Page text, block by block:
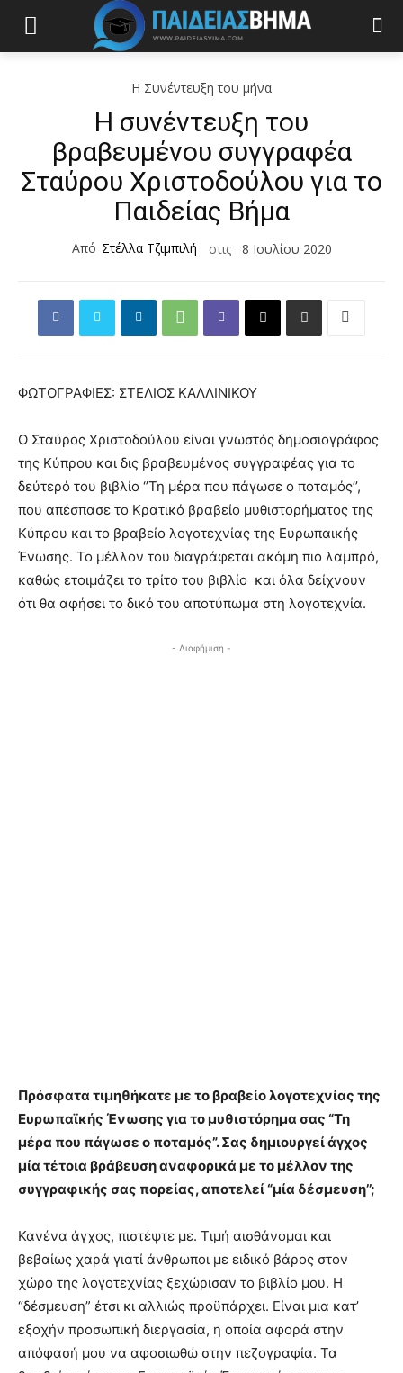
Η Συνέντευξη του μήνα
Η συνέντευξη του
βραβευμένου συγγραφέα
Σταύρου Χριστοδούλου για το
Παιδείας Βήμα
Από Στέλλα Τζιμπιλή στις 8 Ιουλίου 2020
ΦΩΤΟΓΡΑΦΙΕΣ: ΣΤΕΛΙΟΣ ΚΑΛΛΙΝΙΚΟΥ
Ο Σταύρος Χριστοδούλου είναι γνωστός δημοσιογράφος
της Κύπρου και δις βραβευμένος συγγραφέας για το
δεύτερό του βιβλίο ‘’Τη μέρα που πάγωσε ο ποταμός’’,
που απέσπασε το Κρατικό βραβείο μυθιστορήματος της
Κύπρου και το βραβείο λογοτεχνίας της Ευρωπαικής
Ένωσης. Το μέλλον του διαγράφεται ακόμη πιο λαμπρό,
καθώς ετοιμάζει το τρίτο του βιβλίο και όλα δείχνουν
ότι θα αφήσει το δικό του αποτύπωμα στη λογοτεχνία.
- Διαφήμιση -
Πρόσφατα τιμηθήκατε με το βραβείο λογοτεχνίας της
Ευρωπαϊκής Ένωσης για το μυθιστόρημα σας “Τη
μέρα που πάγωσε ο ποταμός”. Σας δημιουργεί άγχος
μία τέτοια βράβευση αναφορικά με το μέλλον της
συγγραφικής σας πορείας, αποτελεί “μία δέσμευση’’;
Κανένα άγχος, πιστέψτε με. Τιμή αισθάνομαι και
βεβαίως χαρά γιατί άνθρωποι με ειδικό βάρος στον
χώρο της λογοτεχνίας ξεχώρισαν το βιβλίο μου. Η
“δέσμευση” έτσι κι αλλιώς προϋπάρχει. Είναι μια κατ’
εξοχήν προσωπική διεργασία, η οποία αφορά στην
απόφασή μου να αφοσιωθώ στην πεζογραφία. Τα